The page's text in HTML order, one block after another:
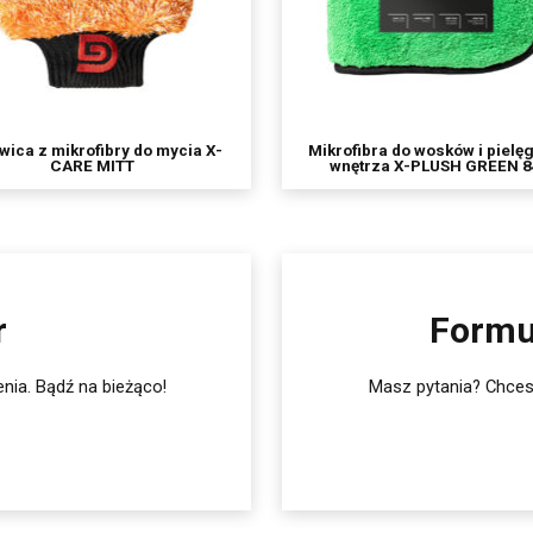
z mikrofibry do mycia X-
CARE MITT
Mikrofibra do wosków i
wnętrza X-PLUSH GREEN
Bądź na bieżąco! Masz pytania?